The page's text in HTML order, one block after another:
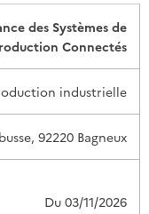
des Systèmes de
Connectés
industrielle
92220 Bagneux
Du 03/11/2026